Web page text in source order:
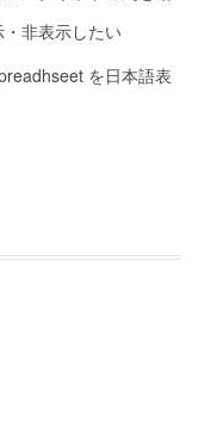
・非表示したい
を日本語表